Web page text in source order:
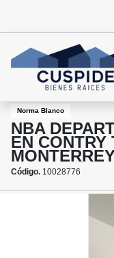
Norma Blanco
NBA
EN CONTRY
Código. 10028776